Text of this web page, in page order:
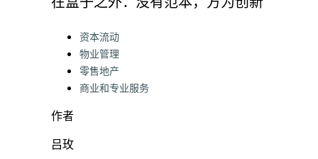
Categories:
资本流动
物业管理
零售地产
商业和专业服务
作者
吕玫